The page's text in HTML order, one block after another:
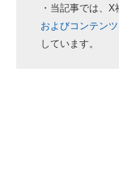
・当記事では、
およびコンテン
しています。